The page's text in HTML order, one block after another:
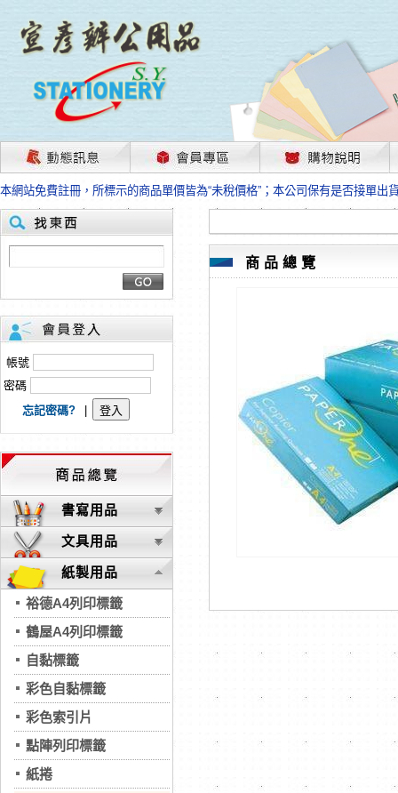
茲因國際情勢變化石油及塑化原物料波動漲幅甚大，部份上游供應商已採取
本網站免費註冊，所標示的商品單價皆為“未稅價格”；本公司保有是否接單出
HP、EPSON、CANON原廠耗材價格浮動，下單前請先跟客服人員確認最新
本網站免費註冊，所標示的商品單價皆為“未稅價格”；本公司保有是否接單出
匯款客戶請注意！因商品繁複來不及發現短缺，遂待客服人員跟您確認訂單
本網站免費註冊，所標示的商品單價皆為“未稅價格”；本公司保有是否接單出
茲因國際情勢變化石油及塑化原物料波動漲幅甚大，部份上游供應商已採取
本網站免費註冊，所標示的商品單價皆為“未稅價格”；本公司保有是否接單出
HP、EPSON、CANON原廠耗材價格浮動，下單前請先跟客服人員確認最新
本網站免費註冊，所標示的商品單價皆為“未稅價格”；本公司保有是否接單出
匯款客戶請注意！因商品繁複來不及發現短缺，遂待客服人員跟您確認訂單
本網站免費註冊，所標示的商品單價皆為“未稅價格”；本公司保有是否接單出
帳號
密碼
忘記密碼?
書寫用品
文具用品
紙製用品
裕德A4列印標籤
鶴屋A4列印標籤
自黏標籤
彩色自黏標籤
彩色索引片
點陣列印標籤
紙捲
商品總覽